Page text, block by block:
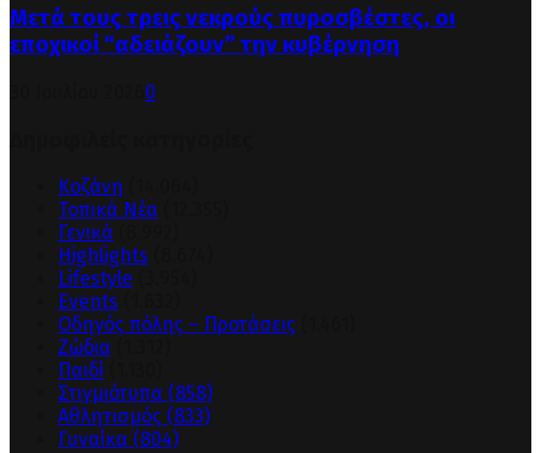
Μετά τους τρεις νεκρούς πυροσβέστες, οι
εποχικοί “αδειάζουν” την κυβέρνηση
0
Κοζάνη
Τοπικά Νέα
Γενικά
Highlights
Lifestyle
Events
Οδηγός πόλης – Προτάσεις
Ζώδια
Παιδί
Στιγμιότυπα (858)
Αθλητισμός (833)
Γυναίκα (804)